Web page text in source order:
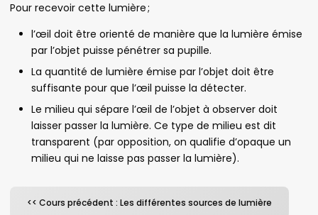
Pour recevoir cette lumière ;
l’œil doit être orienté de manière que la lumière émise
par l’objet puisse pénétrer sa pupille.
La quantité de lumière émise par l’objet doit être
suffisante pour que l’œil puisse la détecter.
Le milieu qui sépare l’œil de l’objet à observer doit
laisser passer la lumière. Ce type de milieu est dit
transparent (par opposition, on qualifie d’opaque un
milieu qui ne laisse pas passer la lumière).
<< Cours précédent : Les différentes sources de lumière